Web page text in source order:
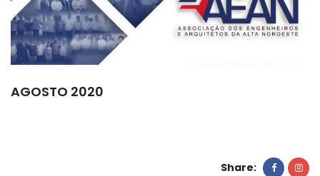
AGOSTO 2020
Share: